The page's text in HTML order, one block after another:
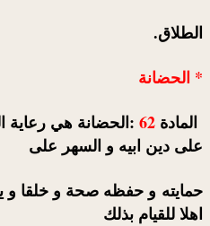
الطلاق.
* الحضانة
المادة 62 :الحضانة هي رعاية
على دين ابيه و السهر على
حمايته و حفظه صحة و خلقا
اهلا للقيام بذلك